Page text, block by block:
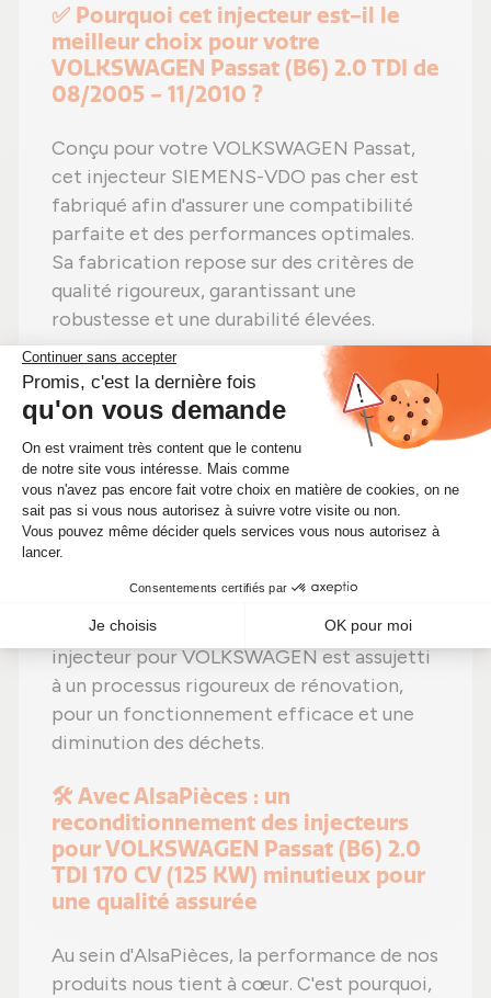
✅ Pourquoi cet injecteur est-il le
meilleur choix pour votre
VOLKSWAGEN Passat (B6) 2.0 TDI de
08/2005 - 11/2010 ?
Conçu pour votre VOLKSWAGEN Passat,
cet injecteur SIEMENS-VDO pas cher est
fabriqué afin d'assurer une compatibilité
parfaite et des performances optimales.
Sa fabrication repose sur des critères de
qualité rigoureux, garantissant une
robustesse et une durabilité élevées.
Il est parfaitement adapté aux
motorisation(s) suivante(s) : BMN, BMR,
Et est compatible avec ces références
constructeur : 000130073TX, 03G130073M,
03G130073MC, 03G130073T,
03G130073TM, 03G130073TX, 57834920.
Dans une démarche respectueuse de
l'environnement et rentable, chaque
injecteur pour VOLKSWAGEN est assujetti
à un processus rigoureux de rénovation,
pour un fonctionnement efficace et une
diminution des déchets.
🛠️ Avec AlsaPièces : un
reconditionnement des injecteurs
pour VOLKSWAGEN Passat (B6) 2.0
TDI 170 CV (125 KW) minutieux pour
une qualité assurée
Au sein d'AlsaPièces, la performance de nos
produits nous tient à cœur. C'est pourquoi,